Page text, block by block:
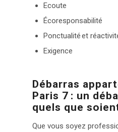
Ecoute
Écoresponsabilité
Ponctualité et
Exigence
Débarras
Paris 7 : un
quels que
Que vous soyez